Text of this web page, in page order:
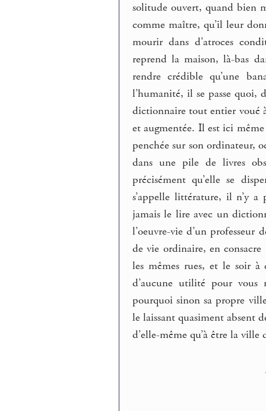
solitude ouvert, quand bien
comme maître, qu’il leur
mourir dans d’atroces
reprend la maison, là-bas
rendre crédible qu’une
l’humanité, il se passe quoi,
dictionnaire tout entier voué
et augmentée. Il est ici
penchée sur son ordinateur,
dans une pile de livres
précisément qu’elle se
s’appelle littérature, il n’y a
jamais le lire avec un
l’oeuvre-vie d’un
de vie ordinaire, en
les mêmes rues, et le soir
d’aucune utilité pour vous
pourquoi sinon sa propre
le laissant quasiment absent
d’elle-même qu’à être la ville